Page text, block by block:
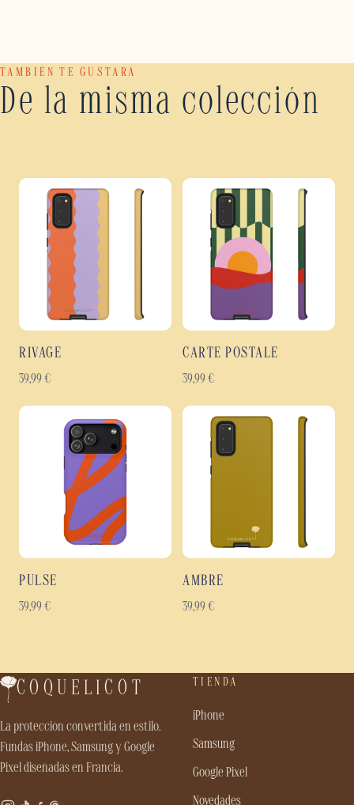
TAMBIÉN TE GUSTARÁ
De la misma colección
RIVAGE
39,99 €
CARTE POSTALE
39,99 €
PULSE
39,99 €
AMBRE
39,99 €
COQUELICOT
La protección convertida en estilo.
Fundas iPhone, Samsung y Google
Pixel diseñadas en Francia.
TIENDA
iPhone
Samsung
Google Pixel
Novedades